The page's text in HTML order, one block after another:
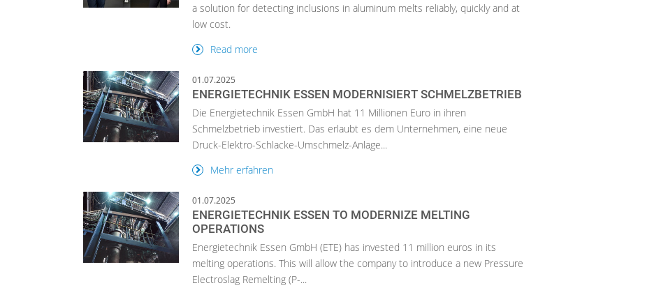
a solution for detecting inclusions in aluminum melts reliably, quickly and at
low cost.
Read more
01.07.2025
ENERGIETECHNIK ESSEN MODERNISIERT SCHMELZBETRIEB
Die Energietechnik Essen GmbH hat 11 Millionen Euro in ihren
Schmelzbetrieb investiert. Das erlaubt es dem Unternehmen, eine neue
Druck-Elektro-Schlacke-Umschmelz-Anlage...
Mehr erfahren
01.07.2025
ENERGIETECHNIK ESSEN TO MODERNIZE MELTING
OPERATIONS
Energietechnik Essen GmbH (ETE) has invested 11 million euros in its
melting operations. This will allow the company to introduce a new Pressure
Electroslag Remelting (P-...